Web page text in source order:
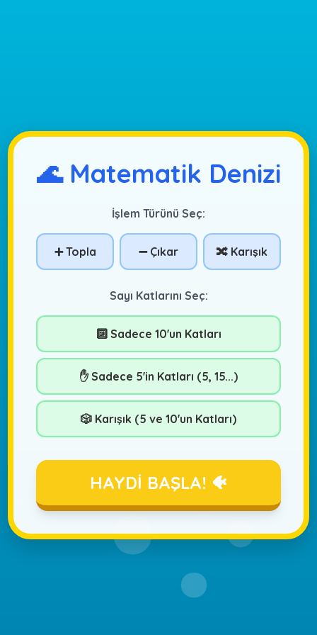
🌊 Matematik Denizi
İşlem Türünü Seç:
➕ Topla ➖ Çıkar 🔀 Karışık
Sayı Katlarını Seç:
🔟 Sadece 10'un Katları
✋ Sadece 5'in Katları (5, 15...)
🎲 Karışık (5 ve 10'un Katları)
HAYDİ BAŞLA! 🐠